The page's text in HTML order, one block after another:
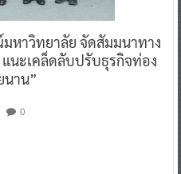
หาวิทยาลัย จัดสัมมนาทาง
แนะเคล็ดลับปรับธุรกิจท่อง
นาน”
0